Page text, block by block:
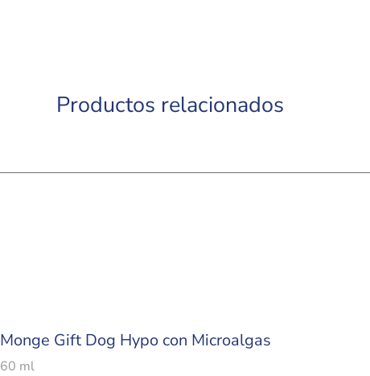
Productos relacionados
Monge Gift Dog Hypo con Microalgas
60 ml